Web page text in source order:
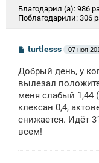
Благодарил (а): 986
Поблагодарили: 306
С
о
б
щ
н
и
turtlesss 07 ноя
Добрый день, у
вылезал
меня слабый 1,44
клексан 0,4,
снижается. Идёт
всем!